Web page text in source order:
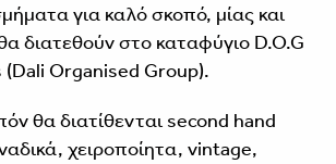
για καλό σκοπό, μίας και
διατεθούν στο καταφύγιο D.O.G
(Dali Organised Group).
θα διατίθενται second hand
χειροποίητα, vintage,